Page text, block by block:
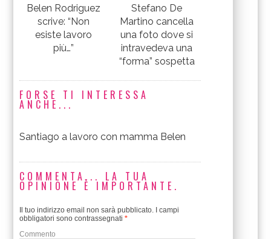
Belen Rodriguez
scrive: “Non
esiste lavoro
più…”
Stefano De
Martino cancella
una foto dove si
intravedeva una
“forma” sospetta
FORSE TI INTERESSA
ANCHE...
Santiago a lavoro con mamma Belen
COMMENTA... LA TUA
OPINIONE È IMPORTANTE.
Il tuo indirizzo email non sarà pubblicato. I campi
obbligatori sono contrassegnati*
Commento